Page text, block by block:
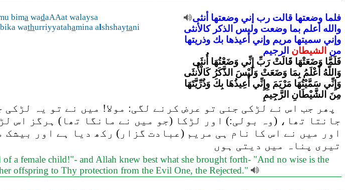
bima wadaAAat walaysa
bika wathurriyyatahamina alshshaytani
فلما وضعتها قالت رب إني وضعتها أنثى
والله أعلم بما وضعت وليس الذكر كالأنثى
وإني سميتها مريم وإني أعيذها بك وذريتها
من الشيطان الرجيم
فَلَمَّا وَضَعَتْهَا قَالَتْ رَبِّ إِنِّي وَضَعْتُهَا أُنثَى
وَاللّهُ أَعْلَمُ بِمَا وَضَعَتْ وَلَيْسَ الذَّكَرُ كَالْأُنثَى
وَإِنِّي سَمَّيْتُهَا مَرْيَمَ وِإِنِّي أُعِيذُهَا بِكَ وَذُرِّيَّتَهَا
مِنَ الشَّيْطَانِ الرَّجِيمِ
پھر جب اس نے لڑکی جنی تو عرض کرنے لگی: مولا! میں نے تو یہ
جانتا تھا، (وہ بولی:) اور لڑکا (جو میں نے مانگا تھا) ہرگز اس
اور میں نے اس کا نام ہی مریم (عبادت گزار) رکھ دیا ہے اور بیشک
تیری پناہ میں دیتی ہوں
a female child!"- and Allah knew best what she brought forth- "And no wise is the
offspring to Thy protection from the Evil One, the Rejected."